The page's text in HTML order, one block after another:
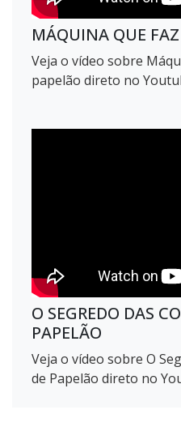
MÁQUINA QUE
Veja o vídeo sobre
papelão direto no
O SEGREDO DAS
PAPELÃO
Veja o vídeo sobre O
de Papelão direto no